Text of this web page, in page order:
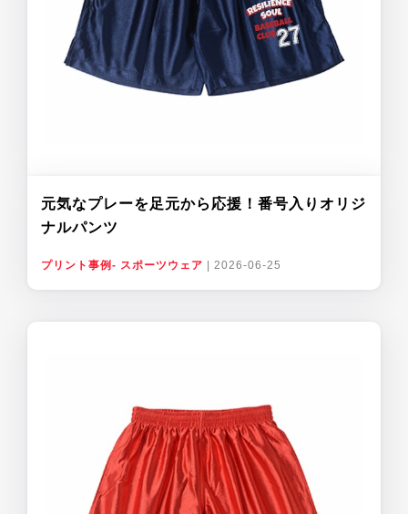
元気なプレーを足元から応援！番号入りオリジ
ナルパンツ
プリント事例- スポーツウェア 2026-06-25